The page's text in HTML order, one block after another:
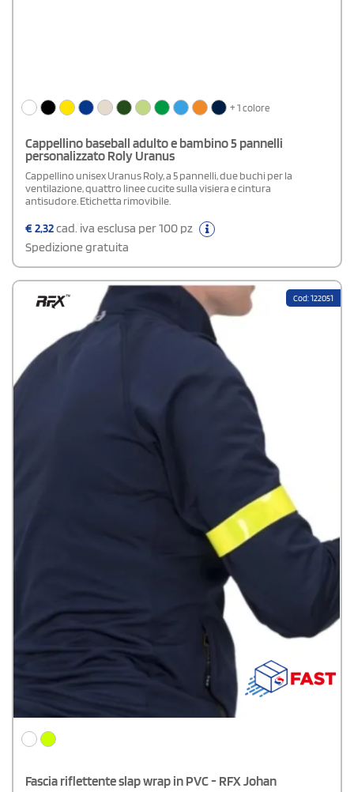
+ 1 colore
Cappellino baseball adulto e bambino 5 pannelli
personalizzato Roly Uranus
Cappellino unisex Uranus Roly, a 5 pannelli, due buchi per la
ventilazione, quattro linee cucite sulla visiera e cintura
antisudore. Etichetta rimovibile.
€2,32cad. iva esclusa per 100 pz
Spedizione gratuita
Cod: 122051
Fascia riflettente slap wrap in PVC - RFX Johan